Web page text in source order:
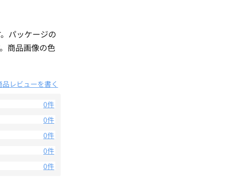
パッケージの
商品画像の色
品レビューを書く
0件
0件
0件
0件
0件